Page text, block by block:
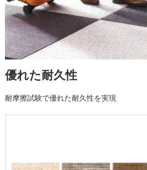
優れた耐久性
耐摩擦試験で優れた耐久性を実現